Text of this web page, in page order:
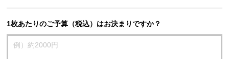
1枚あたりのご予算（税込）はお決まりですか？